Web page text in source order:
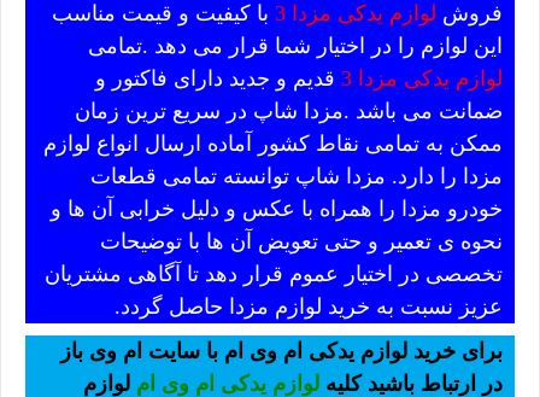
فروش لوازم یدکی مزدا 3
با کیفیت و قیمت مناسب
این لوازم را در اختیار شما قرار می دهد .تمامی
لوازم یدکی مزدا 3
قدیم و جدید دارای فاکتور و
ضمانت می باشد .مزدا شاپ در سریع ترین زمان
ممکن به تمامی نقاط کشور آماده ارسال انواع لوازم
مزدا را دارد. مزدا شاپ توانسته تمامی قطعات
خودرو مزدا را همراه با عکس و دلیل خرابی آن ها و
نحوه ی تعمیر و حتی تعویض آن ها با توضیحات
تخصصی در اختیار عموم قرار دهد تا آگاهی مشتریان
عزیز نسبت به خرید لوازم مزدا حاصل گردد.
برای خرید لوازم یدکی ام وی ام با سایت ام وی باز
در ارتباط باشید کلیه لوازم یدکی ام وی ام لوازم